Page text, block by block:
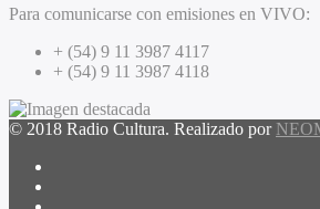
Para comunicarse con emisiones en VIVO:
+ (54) 9 11 3987 4117
+ (54) 9 11 3987 4118
© 2018 Radio Cultura. Realizado por